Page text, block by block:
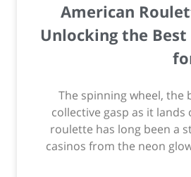
American
Unlocking the Best
The spinning wheel, the
collective gasp as it
roulette has long been a
casinos from the neon